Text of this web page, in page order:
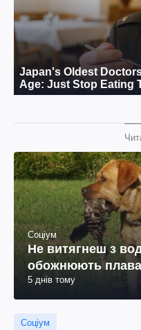
Соціум
Не витягнеш з
обожнюють
5 днів тому
Соціум